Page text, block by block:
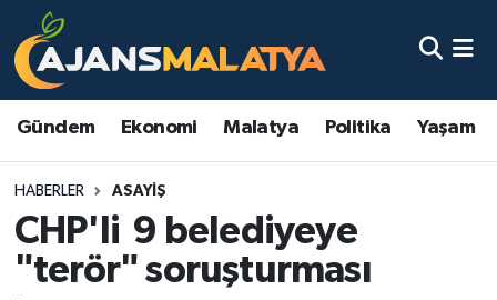
Gündem Ekonomi Malatya Politika Yaşam
HABERLER ASAYIŞ
CHP'li 9 belediyeye
"terör" soruşturması
Asayiş
Eğitim
Ekonomi
Malatya Nöbetçi Eczaneler
Malatya Namaz Vakitleri
Malatya Trafik Yoğunluk Haritası